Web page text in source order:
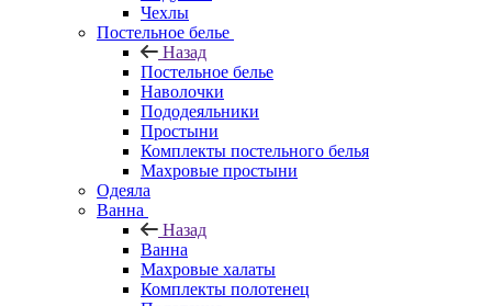
Чехлы
Постельное белье
Назад
Постельное белье
Наволочки
Пододеяльники
Простыни
Комплекты постельного белья
Махровые простыни
Одеяла
Ванна
Назад
Ванна
Махровые халаты
Комплекты полотенец